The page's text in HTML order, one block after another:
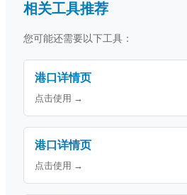
相关工具推荐
您可能还需要以下工具：
港口详情页
点击使用 →
港口详情页
点击使用 →